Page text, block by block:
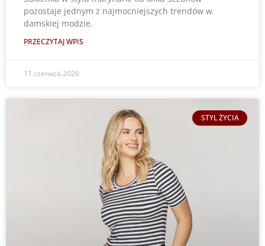
pozostaje jednym z najmocniejszych trendów w
damskiej modzie.
PRZECZYTAJ WPIS
11 czerwca 2026
STYL ŻYCIA